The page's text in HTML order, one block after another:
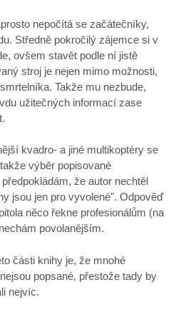
nepočítá se začátečníky,
Středně pokročilý zájemce si v
ovšem stavět podle ní jistě
stroj je nejen mimo možnosti,
Takže mu nezbude,
užitečných informací zase
kvadro- a jiné multikoptéry se
výběr popisované
že autor nechtěl
jsou jen pro vyvolené". Odpověď
něco řekne profesionálům (na
povolanějším.
části knihy je, že mnohé
popsané, přestože tady by
nejvíc.